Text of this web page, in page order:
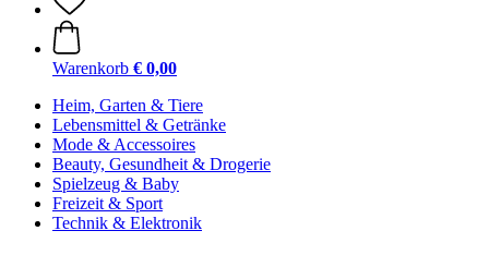
Warenkorb € 0,00
Heim, Garten & Tiere
Lebensmittel & Getränke
Mode & Accessoires
Beauty, Gesundheit & Drogerie
Spielzeug & Baby
Freizeit & Sport
Technik & Elektronik